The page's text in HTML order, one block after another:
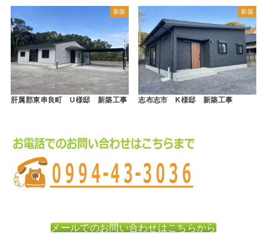
新築
肝属郡東串良町 U様邸 新築工事
新築
志布志市 K様邸 新築工事
メールでのお問い合わせはこちらから